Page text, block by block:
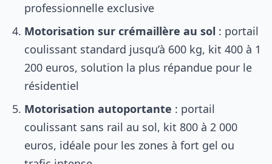
professionnelle exclusive
Motorisation sur crémaillère au sol : portail
coulissant standard jusqu’à 600 kg, kit 400 à 1
200 euros, solution la plus répandue pour le
résidentiel
Motorisation autoportante : portail
coulissant sans rail au sol, kit 800 à 2 000
euros, idéale pour les zones à fort gel ou